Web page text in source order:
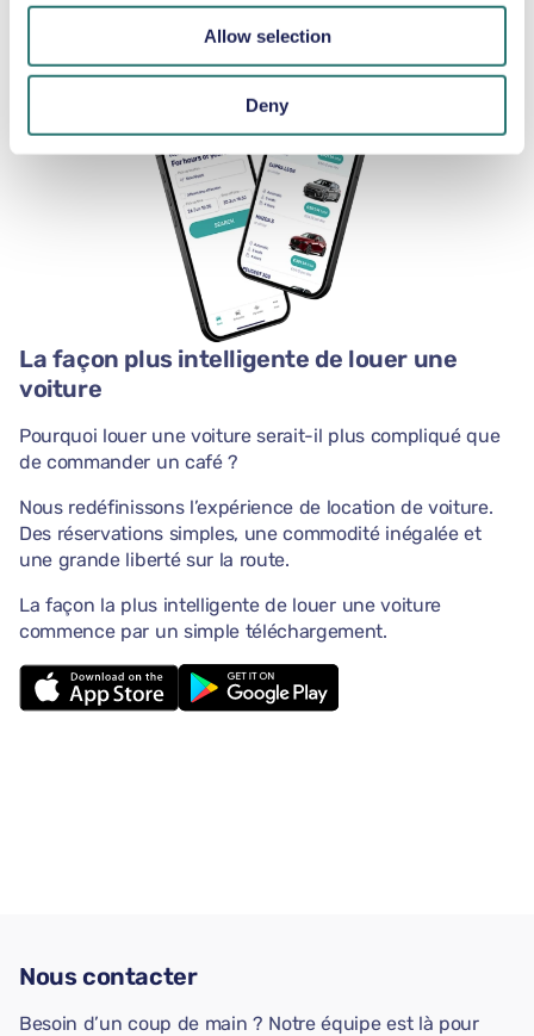
Allow selection
Deny
notre application.
La façon plus intelligente de louer une
voiture
Pourquoi louer une voiture serait-il plus compliqué que
de commander un café ?
Nous redéfinissons l’expérience de location de voiture.
Des réservations simples, une commodité inégalée et
une grande liberté sur la route.
La façon la plus intelligente de louer une voiture
commence par un simple téléchargement.
Nous contacter
Besoin d’un coup de main ? Notre équipe est là pour